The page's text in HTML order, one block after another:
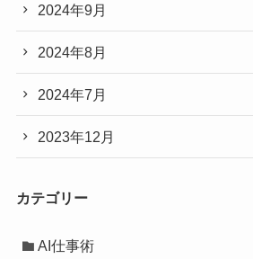
2024年9月
2024年8月
2024年7月
2023年12月
カテゴリー
AI仕事術